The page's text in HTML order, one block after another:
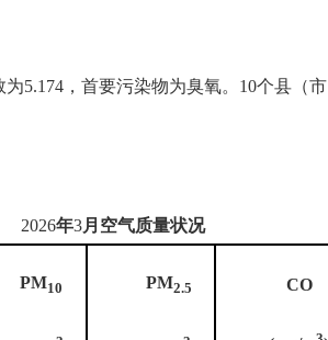
为5.174 ，首要污染物为臭氧。 10个县（
2026年3月空气质量状况
PM10 PM2.5 CO